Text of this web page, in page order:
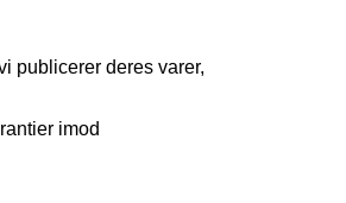
publicerer deres varer,
imod